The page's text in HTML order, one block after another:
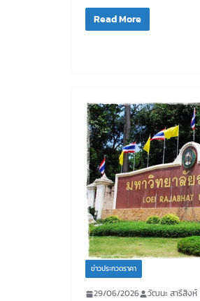
Read More
ข่าวประกวดราคา
29/06/2026 วัฒนะ สารีสิงห์